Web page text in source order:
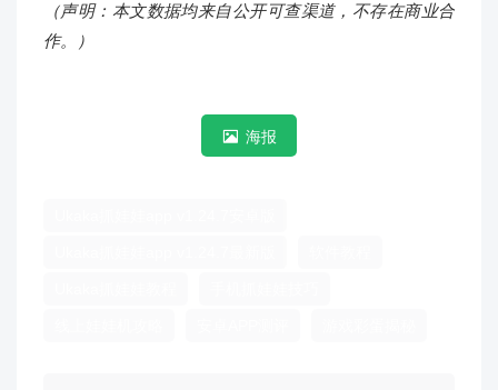
（声明：本文数据均来自公开可查渠道，不存在商业合
作。）
海报